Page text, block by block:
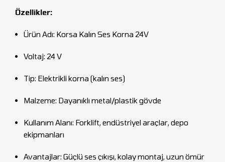
Özellikler:
Ürün Adı: Korsa Kalın Ses Korna 24V
Voltaj: 24 V
Tip: Elektrikli korna (kalın ses)
Malzeme: Dayanıklı metal/plastik gövde
Kullanım Alanı: Forklift, endüstriyel araçlar, depo
ekipmanları
Avantajlar: Güçlü ses çıkışı, kolay montaj, uzun ömür